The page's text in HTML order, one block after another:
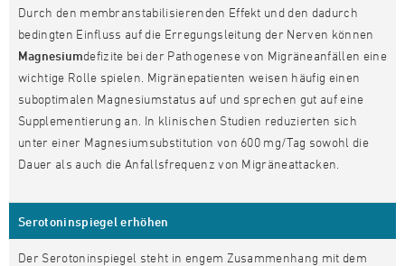
Durch den membranstabilisierenden Effekt und den dadurch
bedingten Einfluss auf die Erregungsleitung der Nerven können
Magnesiumdefizite bei der Pathogenese von Migräneanfällen eine
wichtige Rolle spielen. Migränepatienten weisen häufig einen
suboptimalen Magnesiumstatus auf und sprechen gut auf eine
Supplementierung an. In klinischen Studien reduzierten sich
unter einer Magnesiumsubstitution von 600 mg/Tag sowohl die
Dauer als auch die Anfallsfrequenz von Migräneattacken.
Serotoninspiegel erhöhen
Der Serotoninspiegel steht in engem Zusammenhang mit dem